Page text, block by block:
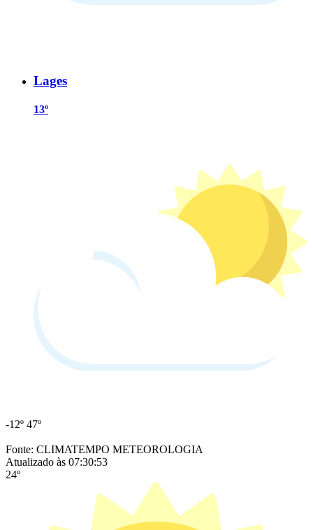
Lages
13º
-12º 47º
Fonte: CLIMATEMPO METEOROLOGIA
Atualizado às 07:30:53
24º